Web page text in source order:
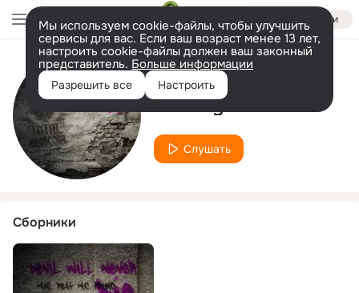
Войти
Мы используем cookie-файлы, чтобы улучшить
сервисы для вас. Если ваш возраст менее 13 лет,
настроить cookie-файлы должен ваш законный
представитель. Больше информации
Разрешить все Настроить
Исполнитель
MC Psyko
Слушать
Сборники